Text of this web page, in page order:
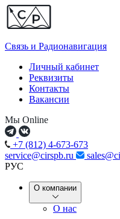
Связь и Радионавигация
Личный кабинет
Реквизиты
Контакты
Вакансии
Мы Online
+7 (812) 4-673-673
service@cirspb.ru
РУС
О компании
О нас